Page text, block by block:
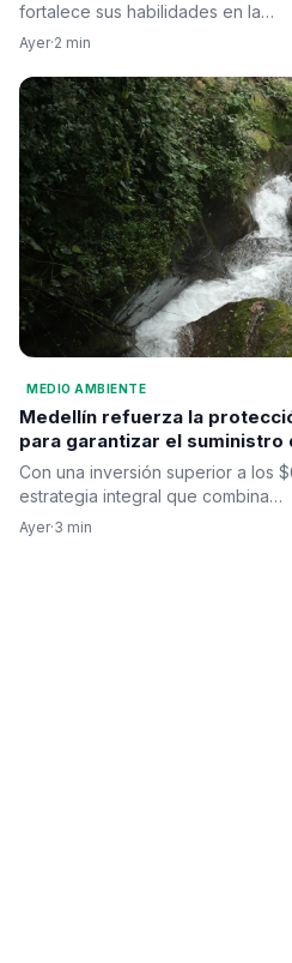
fortalece sus habilidades en la…
Ayer·2 min
MEDIO AMBIENTE
Medellín refuerza la
para garantizar el suministro
hídrica
Con una inversión superior a los
estrategia integral que combina…
Ayer·3 min